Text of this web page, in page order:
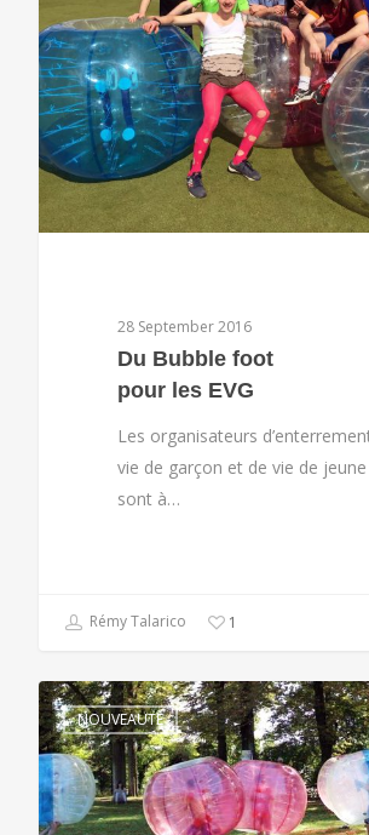
28 September 2016
Du Bubble foot
pour les EVG
Les organisateurs
vie de garçon et de vie de
sont à…
Rémy Talarico 1
NOUVEAUTÉ